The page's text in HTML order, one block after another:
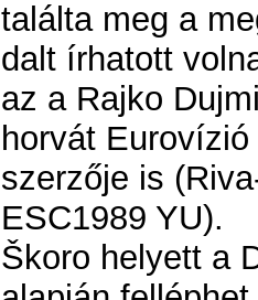
találta meg a
dalt írhatott
az a Rajko
horvát
szerzője is
ESC1989 YU).
Škoro helyett a